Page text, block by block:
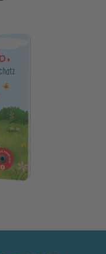
kleiner Schatz